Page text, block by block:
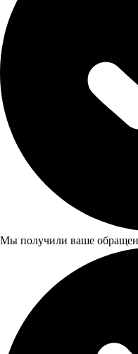
Мы получили ваше